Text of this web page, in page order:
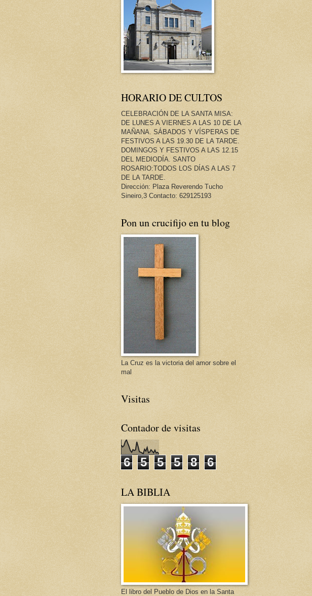
HORARIO DE CULTOS
CELEBRACIÓN DE LA SANTA MISA:
DE LUNES A VIERNES A LAS 10 DE LA
MAÑANA. SÁBADOS Y VÍSPERAS DE
FESTIVOS A LAS 19.30 DE LA TARDE.
DOMINGOS Y FESTIVOS A LAS 12.15
DEL MEDIODÍA. SANTO
ROSARIO:TODOS LOS DÍAS A LAS 7
DE LA TARDE.
Dirección: Plaza Reverendo Tucho
Sineiro,3 Contacto: 629125193
Pon un crucifijo en tu blog
La Cruz es la victoria del amor sobre el
mal
Visitas
Contador de visitas
6 5 5 5 8 6
LA BIBLIA
El libro del Pueblo de Dios en la Santa